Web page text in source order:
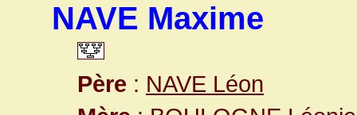
NAVE Maxime
Père : NAVE Léon